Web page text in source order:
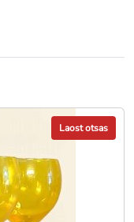
Laost otsas